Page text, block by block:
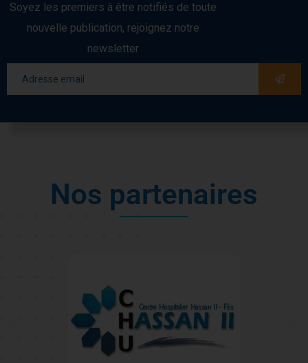
Soyez les premiers à être notifiés de toute
nouvelle publication, rejoignez notre
newsletter
Nos partenaires